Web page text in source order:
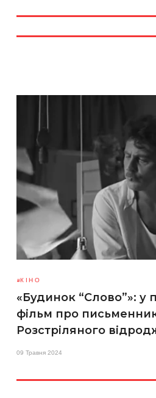
КІНО
«Будинок “Слово”»: у
фільм про
Розстріляного
09 Травня 2024